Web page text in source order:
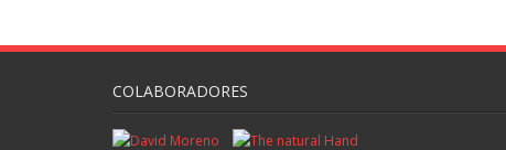
COLABORADORES